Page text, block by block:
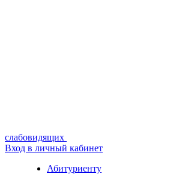
слабовидящих
Вход в личный кабинет
Абитуриенту